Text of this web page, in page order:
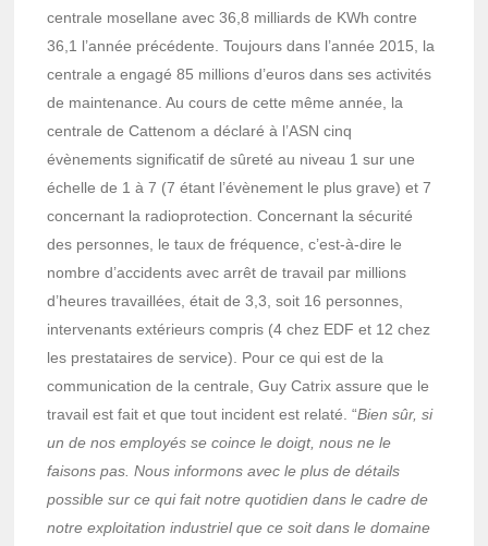
centrale mosellane avec 36,8 milliards de KWh contre
36,1 l’année précédente. Toujours dans l’année 2015, la
centrale a engagé 85 millions d’euros dans ses activités
de maintenance. Au cours de cette même année, la
centrale de Cattenom a déclaré à l’ASN cinq
évènements significatif de sûreté au niveau 1 sur une
échelle de 1 à 7 (7 étant l’évènement le plus grave) et 7
concernant la radioprotection. Concernant la sécurité
des personnes, le taux de fréquence, c’est-à-dire le
nombre d’accidents avec arrêt de travail par millions
d’heures travaillées, était de 3,3, soit 16 personnes,
intervenants extérieurs compris (4 chez EDF et 12 chez
les prestataires de service). Pour ce qui est de la
communication de la centrale, Guy Catrix assure que le
travail est fait et que tout incident est relaté. “Bien sûr, si
un de nos employés se coince le doigt, nous ne le
faisons pas. Nous informons avec le plus de détails
possible sur ce qui fait notre quotidien dans le cadre de
notre exploitation industriel que ce soit dans le domaine